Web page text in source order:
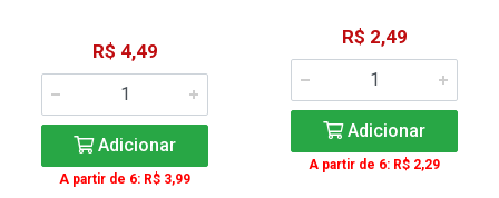
R$ 4,49
Adicionar
A partir de 6: R$ 3,99
R$ 2,49
Adicionar
A partir de 6: R$ 2,29